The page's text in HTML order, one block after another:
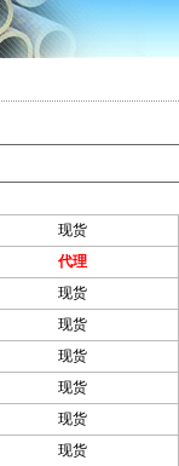
现货
代理
现货
现货
现货
现货
现货
现货